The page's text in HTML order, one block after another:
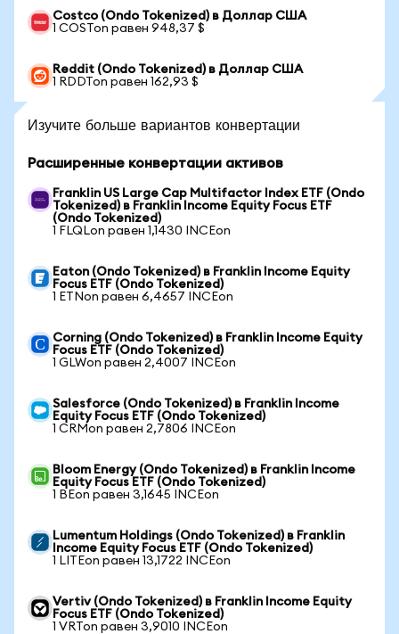
Costco (Ondo Tokenized) в Доллар США
1 COSTon равен 948,37 $
Reddit (Ondo Tokenized) в Доллар США
1 RDDTon равен 162,93 $
Изучите больше вариантов конвертации
Расширенные конвертации активов
Franklin US Large Cap Multifactor Index ETF (Ondo
Tokenized) в Franklin Income Equity Focus ETF
(Ondo Tokenized)
1 FLQLon равен 1,1430 INCEon
Eaton (Ondo Tokenized) в Franklin Income Equity
Focus ETF (Ondo Tokenized)
1 ETNon равен 6,4657 INCEon
Corning (Ondo Tokenized) в Franklin Income Equity
Focus ETF (Ondo Tokenized)
1 GLWon равен 2,4007 INCEon
Salesforce (Ondo Tokenized) в Franklin Income
Equity Focus ETF (Ondo Tokenized)
1 CRMon равен 2,7806 INCEon
Bloom Energy (Ondo Tokenized) в Franklin Income
Equity Focus ETF (Ondo Tokenized)
1 BEon равен 3,1645 INCEon
Lumentum Holdings (Ondo Tokenized) в Franklin
Income Equity Focus ETF (Ondo Tokenized)
1 LITEon равен 13,1722 INCEon
Vertiv (Ondo Tokenized) в Franklin Income Equity
Focus ETF (Ondo Tokenized)
1 VRTon равен 3,9010 INCEon